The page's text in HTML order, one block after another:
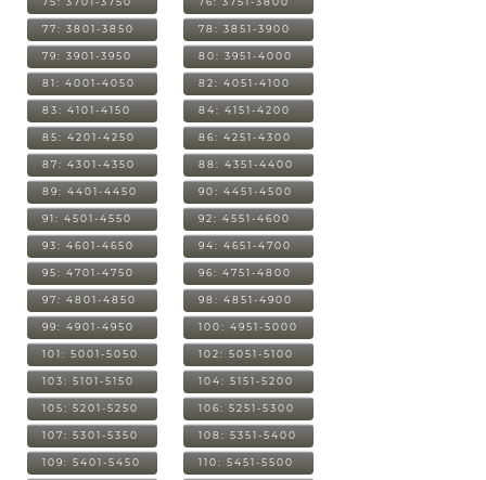
77: 3801-3850 78: 3851-3900
79: 3901-3950 80: 3951-4000
81: 4001-4050 82: 4051-4100
83: 4101-4150 84: 4151-4200
85: 4201-4250 86: 4251-4300
87: 4301-4350 88: 4351-4400
89: 4401-4450 90: 4451-4500
91: 4501-4550 92: 4551-4600
93: 4601-4650 94: 4651-4700
95: 4701-4750 96: 4751-4800
97: 4801-4850 98: 4851-4900
99: 4901-4950 100: 4951-5000
101: 5001-5050 102: 5051-5100
103: 5101-5150 104: 5151-5200
105: 5201-5250 106: 5251-5300
107: 5301-5350 108: 5351-5400
109: 5401-5450 110: 5451-5500